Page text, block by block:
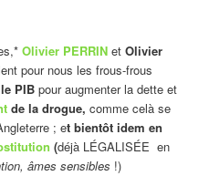
Olivier PERRIN etOlivier
pour nous les frous-frous
PIB pour augmenter la dette et
de la drogue, comme celà se
; et bientôt idem en
(déjà LÉGALISÉE en
âmes sensibles !)